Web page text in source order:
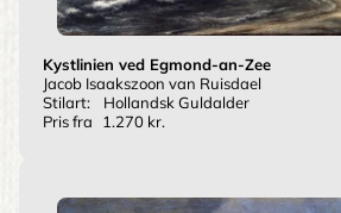
Kystlinien ved Egmond-an-Zee
Jacob Isaakszoon van Ruisdael
Stilart:
Hollandsk Guldalder
Pris fra
1.270 kr.